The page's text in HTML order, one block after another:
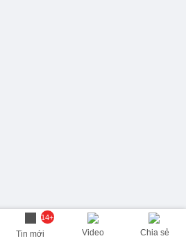
14+
Tin mới Video Chia sẻ